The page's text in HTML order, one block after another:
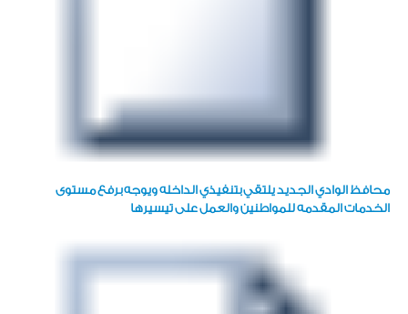
محافظ الوادي الجديد يلتقي بتنفيذي الداخله ويوجه برفع مستوى
الخدمات المقدمه للمواطنين والعمل على تيسيرها